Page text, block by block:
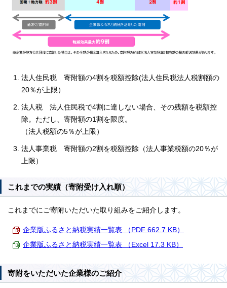
法人住民税 寄附額の4割を税額控除(法人住民税法人税割額の
20％が上限）
法人税 法人住民税で4割に達しない場合、その残額を税額控
除。ただし、寄附額の1割を限度。
（法人税額の5％が上限）
法人事業税 寄附額の2割を税額控除（法人事業税額の20％が
上限）
これまでの実績（寄附受け入れ順）
これまでにご寄附いただいた取り組みをご紹介します。
企業版ふるさと納税実績一覧表 （PDF 662.7 KB）
企業版ふるさと納税実績一覧表 （Excel 17.3 KB）
寄附をいただいた企業様のご紹介